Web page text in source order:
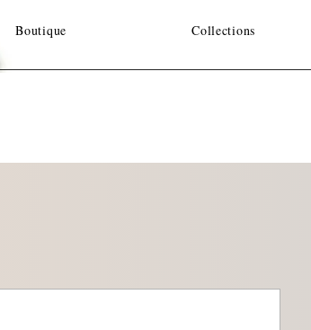
Boutique Collections